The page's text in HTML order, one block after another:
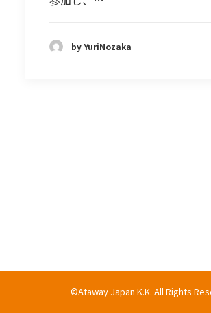
by YuriNozaka
©Ataway Japan K.K. All Rights